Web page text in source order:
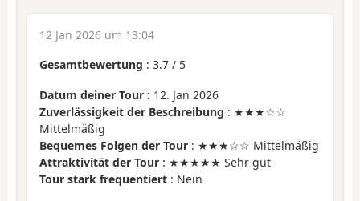
12 Jan 2026 um 13:04
Gesamtbewertung : 3.7 / 5
Datum deiner Tour : 12. Jan 2026
Zuverlässigkeit der Beschreibung : ★★★☆☆
Mittelmäßig
Bequemes Folgen der Tour : ★★★☆☆ Mittelmäßig
Attraktivität der Tour : ★★★★★ Sehr gut
Tour stark frequentiert : Nein